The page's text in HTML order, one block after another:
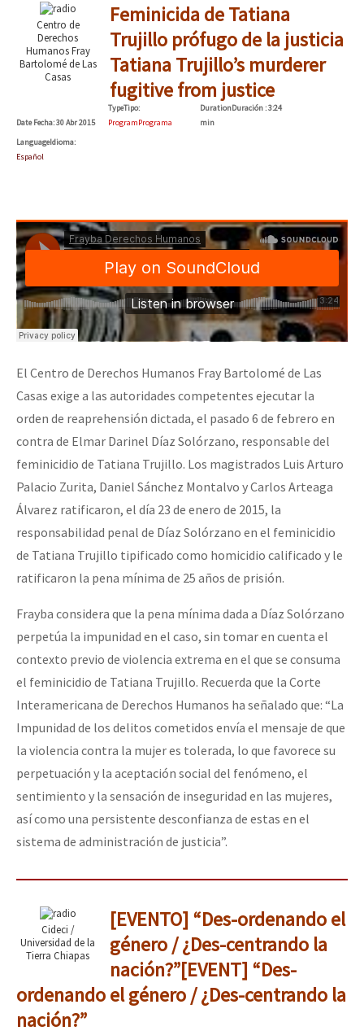
Centro de
Derechos
Humanos Fray
Bartolomé de Las
Casas
Feminicida de Tatiana
Trujillo prófugo de la justicia
Tatiana Trujillo’s murderer
fugitive from justice
DateFecha: 30 Abr 2015
TypeTipo:
ProgramPrograma
DurationDuración: 3:24
min
LanguageIdioma:
Español
El Centro de Derechos Humanos Fray Bartolomé de Las
Casas exige a las autoridades competentes ejecutar la
orden de reaprehensión dictada, el pasado 6 de febrero en
contra de Elmar Darinel Díaz Solórzano, responsable del
feminicidio de Tatiana Trujillo. Los magistrados Luis Arturo
Palacio Zurita, Daniel Sánchez Montalvo y Carlos Arteaga
Álvarez ratificaron, el día 23 de enero de 2015, la
responsabilidad penal de Díaz Solórzano en el feminicidio
de Tatiana Trujillo tipificado como homicidio calificado y le
ratificaron la pena mínima de 25 años de prisión.
Frayba considera que la pena mínima dada a Díaz Solórzano
perpetúa la impunidad en el caso, sin tomar en cuenta el
contexto previo de violencia extrema en el que se consuma
el feminicidio de Tatiana Trujillo. Recuerda que la Corte
Interamericana de Derechos Humanos ha señalado que: “La
Impunidad de los delitos cometidos envía el mensaje de que
la violencia contra la mujer es tolerada, lo que favorece su
perpetuación y la aceptación social del fenómeno, el
sentimiento y la sensación de inseguridad en las mujeres,
así como una persistente desconfianza de estas en el
sistema de administración de justicia”.
Cideci /
Universidad de la
Tierra Chiapas
[EVENTO] “Des-ordenando el
género / ¿Des-centrando la
nación?”[EVENT] “Des-
ordenando el género / ¿Des-centrando la
nación?”